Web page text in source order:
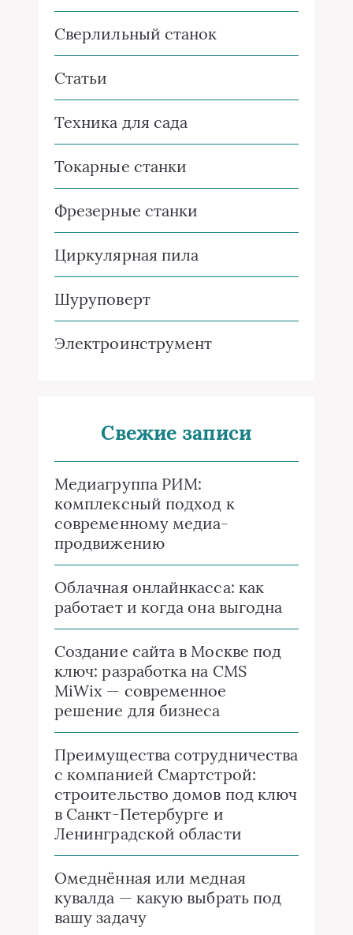
Сверлильный станок
Статьи
Техника для сада
Токарные станки
Фрезерные станки
Циркулярная пила
Шуруповерт
Электроинструмент
Свежие записи
Медиагруппа РИМ:
комплексный подход к
современному медиа-
продвижению
Облачная онлайнкасса: как
работает и когда она выгодна
Создание сайта в Москве под
ключ: разработка на CMS
MiWix — современное
решение для бизнеса
Преимущества сотрудничества
с компанией Смартстрой:
строительство домов под ключ
в Санкт-Петербурге и
Ленинградской области
Омеднённая или медная
кувалда — какую выбрать под
вашу задачу